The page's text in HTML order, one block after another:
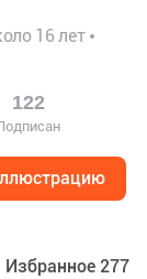
16 лет
122
Избранное